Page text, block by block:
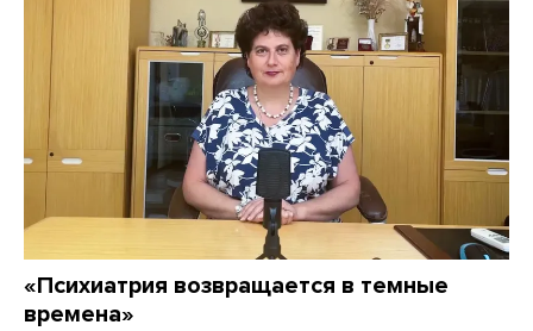
«Психиатрия возвращается в темные
времена»